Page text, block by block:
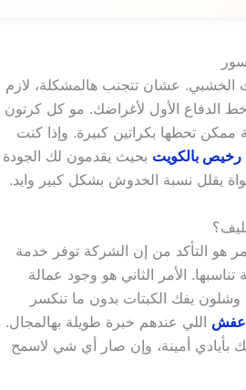
الخشبي. عشان تتجنب هالمشكلة، لازم
خط الدفاع الأول لأغراضك. مو كل كرتون
ممكن تحطها بكراتين كبيرة. وإذا كنت
بالكويت بحيث يقدمون لك الجودة
يقلل نسبة الخدوش بشكل كبير وايد.
هو التأكد من إن الشركة توفر خدمة
الأمر الثاني هو وجود عمالة
يفك الكبتات بدون ما تنكسر
عفش اللي عندهم خبرة طويلة بهالمجال.
بأيادي أمينة، وإن صار أي شي لاسمح